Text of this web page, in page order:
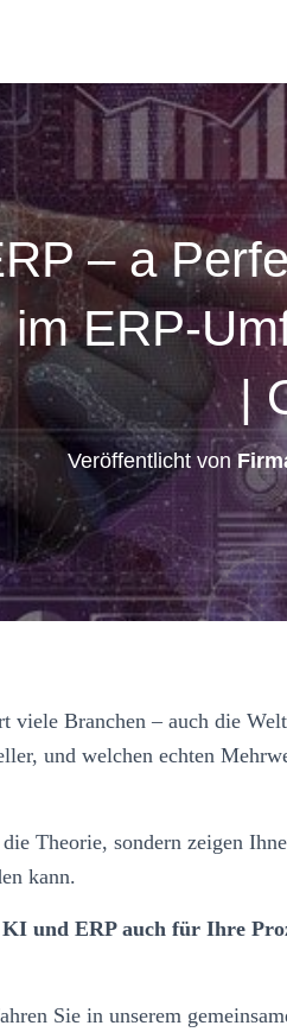
– a
im ERP-
|
Veröffentlicht von
Branchen – auch die
und welchen echten
Theorie, sondern zeigen
kann.
und ERP auch für Ihre
Sie in unserem